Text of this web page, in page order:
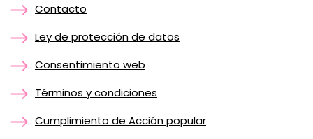
Contacto
Ley de protección de datos
Consentimiento web
Términos y condiciones
Cumplimiento de Acción popular